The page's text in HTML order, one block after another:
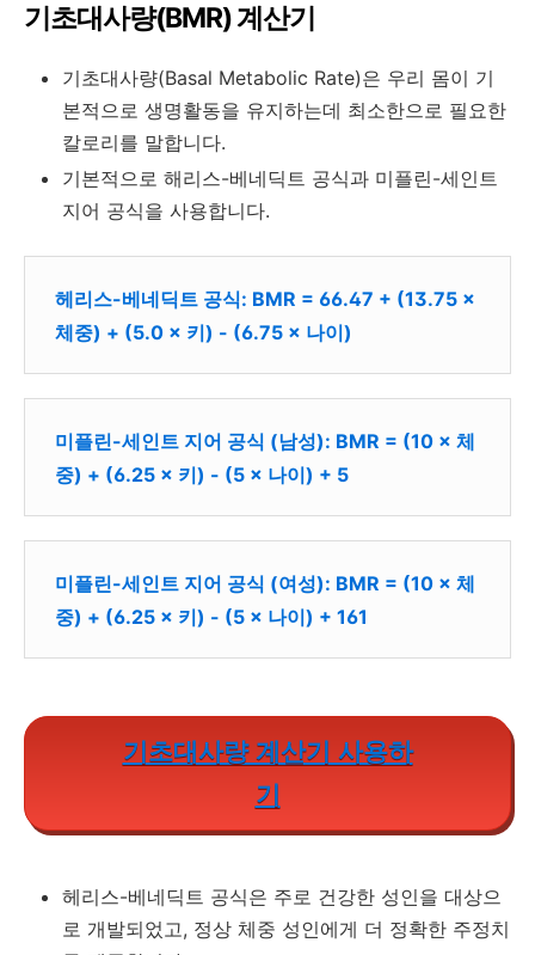
기초대사량(BMR) 계산기
기초대사량(Basal Metabolic Rate)은 우리 몸이 기
본적으로 생명활동을 유지하는데 최소한으로 필요한
칼로리를 말합니다.
기본적으로 해리스-베네딕트 공식과 미플린-세인트
지어 공식을 사용합니다.
헤리스-베네딕트 공식: BMR = 66.47 + (13.75 ×
체중) + (5.0 × 키) - (6.75 × 나이)
미플린-세인트 지어 공식 (남성): BMR = (10 × 체
중) + (6.25 × 키) - (5 × 나이) + 5
미플린-세인트 지어 공식 (여성): BMR = (10 × 체
중) + (6.25 × 키) - (5 × 나이) + 161
기초대사량 계산기 사용하
기
헤리스-베네딕트 공식은 주로 건강한 성인을 대상으
로 개발되었고, 정상 체중 성인에게 더 정확한 주정치